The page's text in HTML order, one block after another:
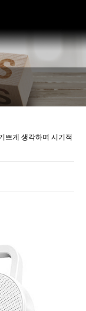
쁘게 생각하며 시기적